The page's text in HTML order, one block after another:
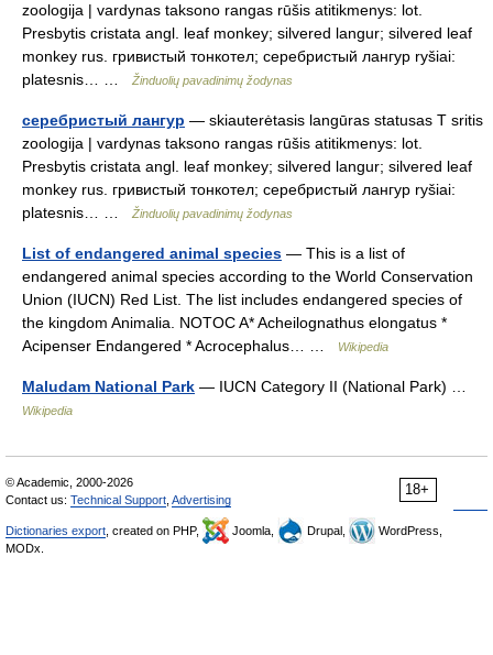
zoologija | vardynas taksono rangas rūšis atitikmenys: lot.
Presbytis cristata angl. leaf monkey; silvered langur; silvered leaf
monkey rus. гривистый тонкотел; серебристый лангур ryšiai:
platesnis… …
Žinduolių pavadinimų žodynas
серебристый лангур — skiauterėtasis langūras statusas T sritis
zoologija | vardynas taksono rangas rūšis atitikmenys: lot.
Presbytis cristata angl. leaf monkey; silvered langur; silvered leaf
monkey rus. гривистый тонкотел; серебристый лангур ryšiai:
platesnis… …
Žinduolių pavadinimų žodynas
List of endangered animal species — This is a list of
endangered animal species according to the World Conservation
Union (IUCN) Red List. The list includes endangered species of
the kingdom Animalia. NOTOC A* Acheilognathus elongatus *
Acipenser Endangered * Acrocephalus… …
Wikipedia
Maludam National Park — IUCN Category II (National Park) …
Wikipedia
18+
© Academic, 2000-2026
Contact us: Technical Support Advertising
Dictionaries export , created on PHP, Joomla, Drupal,
WordPress,
MODx.